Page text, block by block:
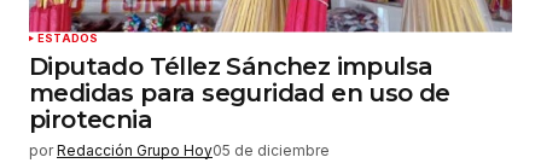
ESTADOS
Diputado Téllez Sánchez impulsa
medidas para seguridad en uso de
pirotecnia
por Redacción Grupo Hoy05 de diciembre